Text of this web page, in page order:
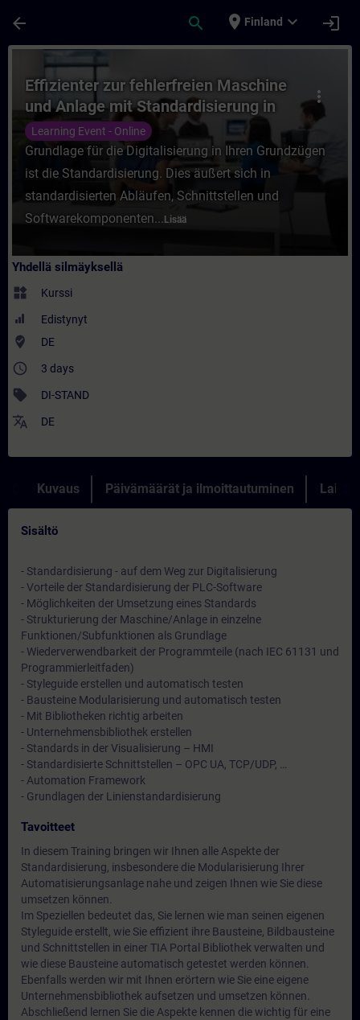
arrow_back search place Finland expand_more login
Kurssi - Effizienter zur fehlerfreien
more_vert
Effizienter zur fehlerfreien Maschine
und Anlage mit Standardisierung in
TIA Portal (Online-Training)
Learning Event - Online
Grundlage für die Digitalisierung in Ihren Grundzügen
ist die Standardisierung. Dies äußert sich in
standardisierten Abläufen, Schnittstellen und
Softwarekomponenten... Lisää
Yhdellä silmäyksellä
widgets Kurssi
Edistynyt
where_to_vote DE
access_time 3 days
sell DI-STAND
translate DE
Kuvaus Päivämäärät ja ilmoittautuminen
Sisältö
- Standardisierung - auf dem Weg zur Digitalisierung
- Vorteile der Standardisierung der PLC-Software
- Möglichkeiten der Umsetzung eines Standards
- Strukturierung der Maschine/Anlage in einzelne
Funktionen/Subfunktionen als Grundlage
- Wiederverwendbarkeit der Programmteile (nach IEC 61131 und
Programmierleitfaden)
- Styleguide erstellen und automatisch testen
- Bausteine Modularisierung und automatisch testen
- Mit Bibliotheken richtig arbeiten
- Unternehmensbibliothek erstellen
- Standards in der Visualisierung – HMI
- Standardisierte Schnittstellen – OPC UA, TCP/UDP, …
- Automation Framework
- Grundlagen der Linienstandardisierung
Tavoitteet
In diesem Training bringen wir Ihnen alle Aspekte der
Standardisierung, insbesondere die Modularisierung Ihrer
Automatisierungsanlage nahe und zeigen Ihnen wie Sie diese
umsetzen können.
Im Speziellen bedeutet das, Sie lernen wie man seinen eigenen
Styleguide erstellt, wie Sie effizient ihre Bausteine, Bildbausteine
und Schnittstellen in einer TIA Portal Bibliothek verwalten und
wie diese Bausteine automatisch getestet werden können.
Ebenfalls werden wir mit Ihnen erörtern wie Sie eine eigene
Unternehmensbibliothek aufsetzen und umsetzen können.
Abschließend lernen Sie die Aspekte kennen die wichtig für eine